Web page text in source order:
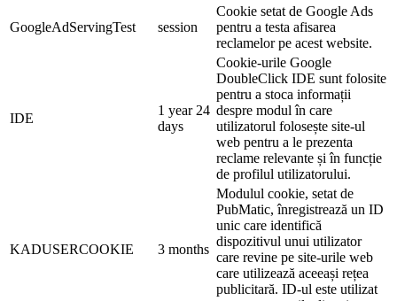
GoogleAdServingTest session
Cookie setat de Google Ads
pentru a testa afisarea
reclamelor pe acest website.
IDE
1 year 24
days
Cookie-urile Google
DoubleClick IDE sunt folosite
pentru a stoca informații
despre modul în care
utilizatorul folosește site-ul
web pentru a le prezenta
reclame relevante și în funcție
de profilul utilizatorului.
KADUSERCOOKIE 3 months
Modulul cookie, setat de
PubMatic, înregistrează un ID
unic care identifică
dispozitivul unui utilizator
care revine pe site-urile web
care utilizează aceeași rețea
publicitară. ID-ul este utilizat